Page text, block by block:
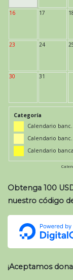
16 17
23 24
30 31
Categoría
Calendario
Calendario
Calendario
Obtenga 100
nuestro código
¡Aceptamos